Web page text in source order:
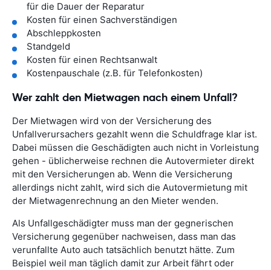
für die Dauer der Reparatur
Kosten für einen Sachverständigen
Abschleppkosten
Standgeld
Kosten für einen Rechtsanwalt
Kostenpauschale (z.B. für Telefonkosten)
Wer zahlt den Mietwagen nach einem Unfall?
Der Mietwagen wird von der Versicherung des
Unfallverursachers gezahlt wenn die Schuldfrage klar ist.
Dabei müssen die Geschädigten auch nicht in Vorleistung
gehen - üblicherweise rechnen die Autovermieter direkt
mit den Versicherungen ab. Wenn die Versicherung
allerdings nicht zahlt, wird sich die Autovermietung mit
der Mietwagenrechnung an den Mieter wenden.
Als Unfallgeschädigter muss man der gegnerischen
Versicherung gegenüber nachweisen, dass man das
verunfallte Auto auch tatsächlich benutzt hätte. Zum
Beispiel weil man täglich damit zur Arbeit fährt oder